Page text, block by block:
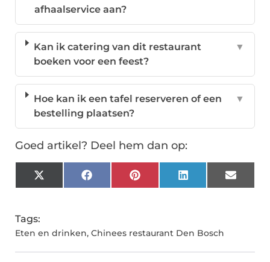
afhaalservice aan?
Kan ik catering van dit restaurant
boeken voor een feest?
▼
Hoe kan ik een tafel reserveren of een
bestelling plaatsen?
▼
Goed artikel? Deel hem dan op:
X
(Twitter)
FacebookPinterestLinkedIn Email
Tags:
Eten en drinken, Chinees restaurant Den Bosch